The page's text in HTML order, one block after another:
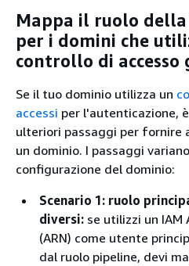
Mappa il ruolo
per i domini che
controllo di accesso
Se il tuo dominio utilizza un
accessi per l'autenticazione,
ulteriori passaggi per fornire
un dominio. I passaggi
configurazione del dominio:
Scenario 1: ruolo
diversi: se utilizzi un IAM
(ARN) come utente
dal ruolo pipeline, devi